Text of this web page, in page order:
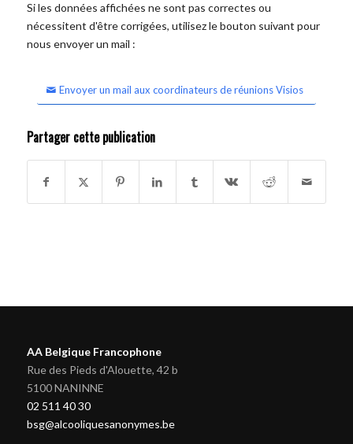
Si les données affichées ne sont pas correctes ou
nécessitent d'être corrigées, utilisez le bouton suivant pour
nous envoyer un mail :
Envoyer un mail aux coordinateurs de réunions Visios
Partager cette publication
AA Belgique Francophone
Rue des Pieds d'Alouette, 42 b
5100 NANINNE
02 511 40 30
bsg@alcooliquesanonymes.be